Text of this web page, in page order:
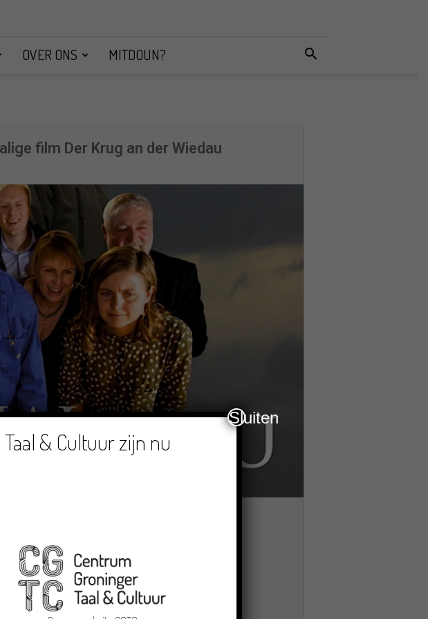
OVER ONS MITDOUN?
film Der Krug an der Wiedau
De Krooch an de Wiedau/ Kroen ved Vidåen.
& Cultuur zijn nu
Sluiten